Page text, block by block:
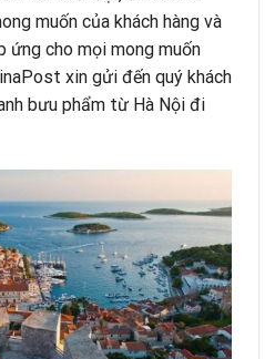
muốn của khách hàng và
ứng cho mọi mong muốn
xin gửi đến quý khách
bưu phẩm từ Hà Nội đi